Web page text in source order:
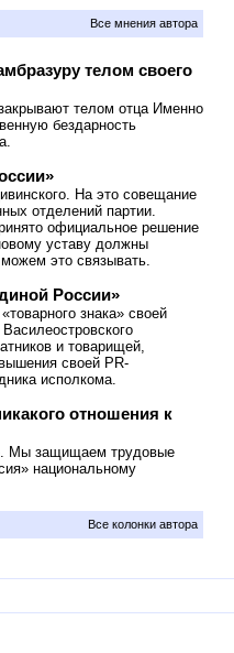
Все мнения автора
телом своего
телом отца Именно
бездарность
На это совещание
отделений партии.
официальное решение
уставу должны
это связывать.
России»
знака» своей
и товарищей,
своей PR-
исполкома.
отношения к
Мы защищаем трудовые
национальному
Все колонки автора